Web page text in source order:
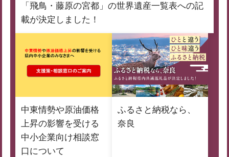
「飛鳥・藤原の宮都」の世界遺産一覧表への記
載が決定しました！
中東情勢や原油価格
上昇の影響を受ける
中小企業向け相談窓
口について
ふるさと納税なら、
奈良